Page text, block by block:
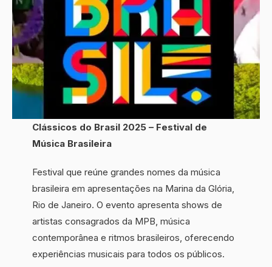
Clássicos do Brasil 2025 – Festival de
Música Brasileira
Festival que reúne grandes nomes da música
brasileira em apresentações na Marina da Glória,
Rio de Janeiro. O evento apresenta shows de
artistas consagrados da MPB, música
contemporânea e ritmos brasileiros, oferecendo
experiências musicais para todos os públicos.